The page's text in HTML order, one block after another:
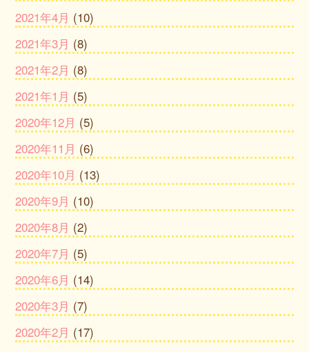
2021年4月 (10)
2021年3月 (8)
2021年2月 (8)
2021年1月 (5)
2020年12月 (5)
2020年11月 (6)
2020年10月 (13)
2020年9月 (10)
2020年8月 (2)
2020年7月 (5)
2020年6月 (14)
2020年3月 (7)
2020年2月 (17)